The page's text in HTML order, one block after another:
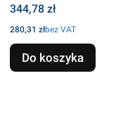
Cena
344,78 zł
Cena
280,31 złbez VAT
Do koszyka